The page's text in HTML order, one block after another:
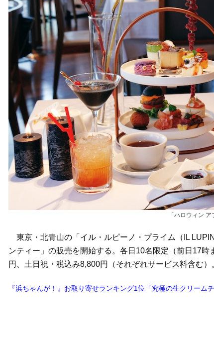
「ハロウィン
東京・北青山の「イル・ルピーノ・プライム（IL
ンティー」の販売を開始する。各日10名限定（前日17
円、土日祝・税込み8,800円（それぞれサービス料含む）
『浜ちゃんが！』お取り寄せランキング1位「究極の生クリー